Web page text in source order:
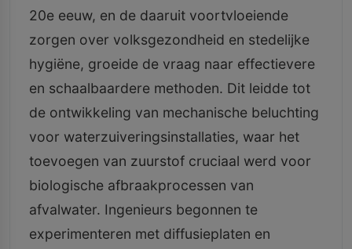
20e eeuw, en de daaruit voortvloeiende
zorgen over volksgezondheid en stedelijke
hygiëne, groeide de vraag naar effectievere
en schaalbaardere methoden. Dit leidde tot
de ontwikkeling van mechanische beluchting
voor waterzuiveringsinstallaties, waar het
toevoegen van zuurstof cruciaal werd voor
biologische afbraakprocessen van
afvalwater. Ingenieurs begonnen te
experimenteren met diffusieplaten en